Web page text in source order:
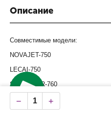
+
−
Описание
Совместимые модели:
NOVAJET-750
LECAI-750
SKYCOLOR-760
OPTIMUS-760